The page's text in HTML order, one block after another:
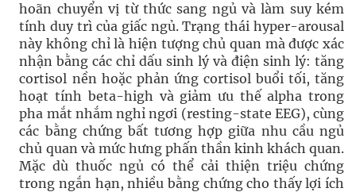
hoãn chuyển vị từ thức sang ngủ và làm suy kém
tính duy trì của giấc ngủ. Trạng thái hyper-arousal
này không chỉ là hiện tượng chủ quan mà được xác
nhận bằng các chỉ dấu sinh lý và điện sinh lý: tăng
cortisol nền hoặc phản ứng cortisol buổi tối, tăng
hoạt tính beta-high và giảm ưu thế alpha trong
pha mắt nhắm nghỉ ngơi (resting-state EEG), cùng
các bằng chứng bất tương hợp giữa nhu cầu ngủ
chủ quan và mức hưng phấn thần kinh khách quan.
Mặc dù thuốc ngủ có thể cải thiện triệu chứng
trong ngắn hạn, nhiều bằng chứng cho thấy lợi ích